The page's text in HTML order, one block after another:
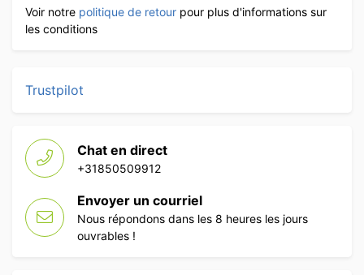
Voir notre politique de retour pour plus d'informations sur
les conditions
Trustpilot
Chat en direct
+31850509912
Envoyer un courriel
Nous répondons dans les 8 heures les jours
ouvrables !